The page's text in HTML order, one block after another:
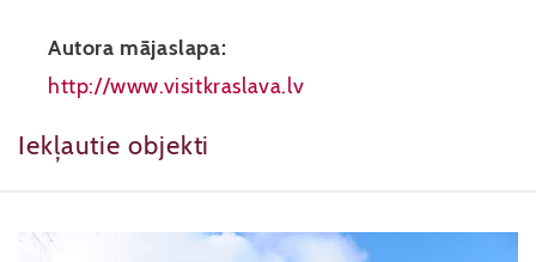
Autora mājaslapa:
http://www.visitkraslava.lv
Iekļautie objekti